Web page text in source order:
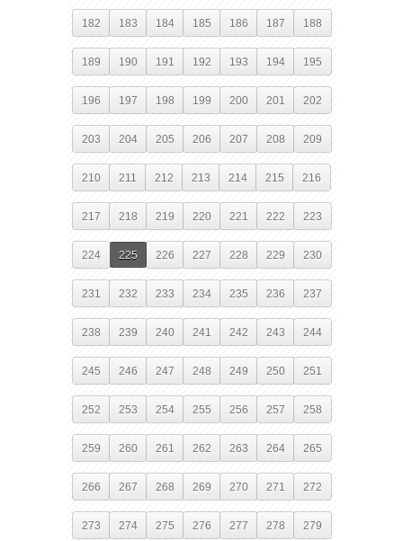
182 183 184 185 186 187 188
189 190 191 192 193 194 195
196 197 198 199 200 201 202
203 204 205 206 207 208 209
210 211 212 213 214 215 216
217 218 219 220 221 222 223
224 225 226 227 228 229 230
231 232 233 234 235 236 237
238 239 240 241 242 243 244
245 246 247 248 249 250 251
252 253 254 255 256 257 258
259 260 261 262 263 264 265
266 267 268 269 270 271 272
273 274 275 276 277 278 279